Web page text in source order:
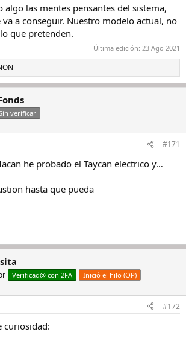
algo las mentes pensantes del sistema,
a conseguir. Nuestro modelo actual, no
que pretenden.
Última edición: 23 Ago 2021
verificar
#171
he probado el Taycan electrico y…
hasta que pueda
Verificad@ con 2FA Inició el hilo (OP)
#172
curiosidad: